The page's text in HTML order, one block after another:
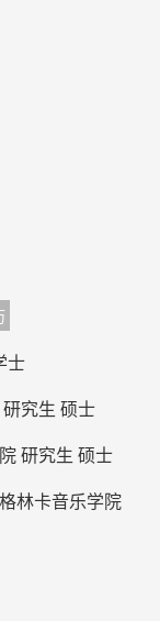
士
研究生 硕士
研究生 硕士
林卡音乐学院